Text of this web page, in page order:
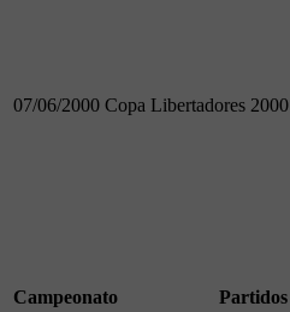
07/06/2000 Copa Libertadores 2000
Campeonato Partidos